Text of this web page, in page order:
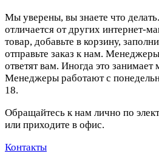
Мы уверены, вы знаете что
отличается от других интернет-
товар, добавьте в корзину,
отправьте заказ к нам.
ответят вам. Иногда это занимает
Менеджеры работают с
18.
Обращайтесь к нам лично по
или приходите в офис.
Контакты